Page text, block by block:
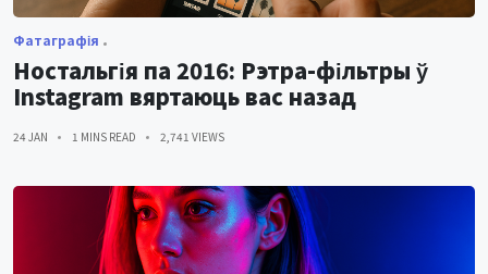
Фатаграфія
Ностальгія па 2016: Рэтра-фільтры ў
Instagram вяртаюць вас назад
24 JAN 1 MINS READ 2,741 VIEWS